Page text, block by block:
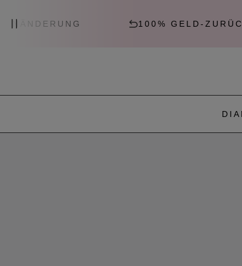
100% GELD-ZURÜCK-GARANTIE